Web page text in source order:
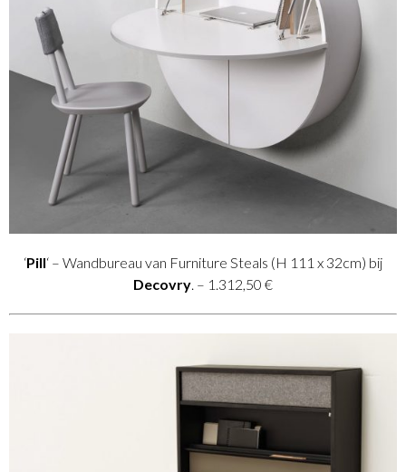
‘Pill‘ – Wandbureau van Furniture Steals (H 111 x 32cm) bij
Decovry . – 1.312,50 €